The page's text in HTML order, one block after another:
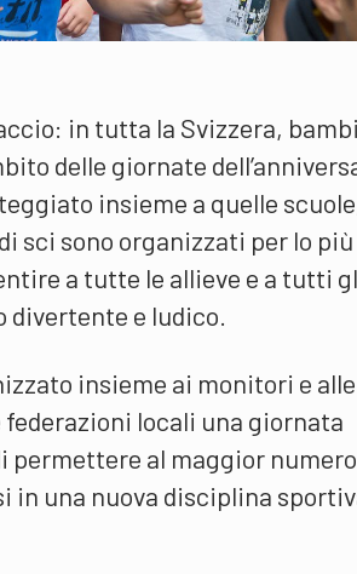
in tutta la Svizzera,
delle giornate
insieme a quelle
sci sono organizzati per lo più
a tutte le allieve e a tutti
e ludico.
insieme ai monitori e alle
locali una giornata
permettere al maggior numero
in una nuova disciplina